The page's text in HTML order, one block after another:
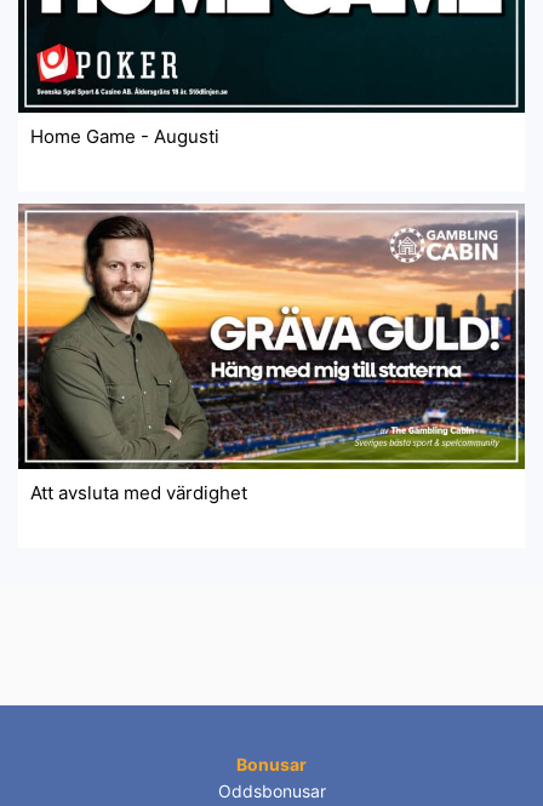
Home Game - Augusti
Att avsluta med värdighet
Bonusar
Oddsbonusar